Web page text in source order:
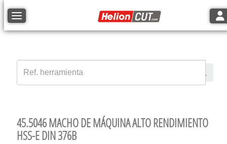
Toggle navigation
45.5046 MACHO DE MÁQUINA ALTO RENDIMIENTO
HSS-E DIN 376B